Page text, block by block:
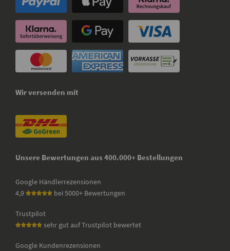
Wir versenden mit
Unsere Bewertungen aus 400.000+ Bestellungen
Google Händlerrezensionen
4,9
bei 5000+ Bewertungen
Trustpilot
sehr gut auf Trustpilot bewertet
Google Kundenrezensionen